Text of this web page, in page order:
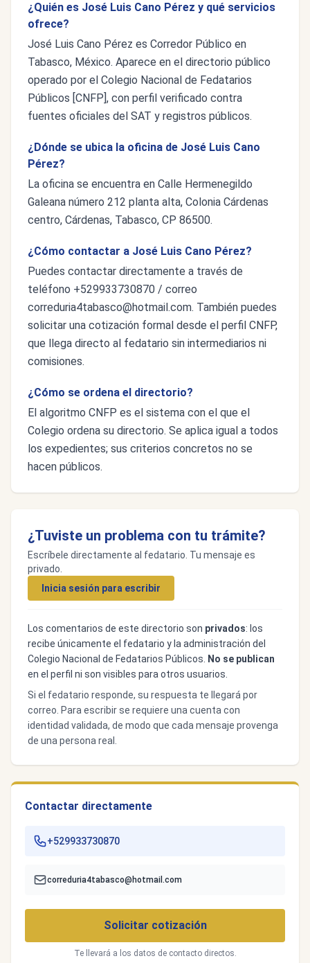
¿Quién es José Luis Cano Pérez y qué servicios
ofrece?
José Luis Cano Pérez es Corredor Público en
Tabasco, México. Aparece en el directorio público
operado por el Colegio Nacional de Fedatarios
Públicos [CNFP], con perfil verificado contra
fuentes oficiales del SAT y registros públicos.
¿Dónde se ubica la oficina de José Luis Cano
Pérez?
La oficina se encuentra en Calle Hermenegildo
Galeana número 212 planta alta, Colonia Cárdenas
centro, Cárdenas, Tabasco, CP 86500.
¿Cómo contactar a José Luis Cano Pérez?
Puedes contactar directamente a través de
teléfono +529933730870 / correo
correduria4tabasco@hotmail.com. También puedes
solicitar una cotización formal desde el perfil CNFP,
que llega directo al fedatario sin intermediarios ni
comisiones.
¿Cómo se ordena el directorio?
El algoritmo CNFP es el sistema con el que el
Colegio ordena su directorio. Se aplica igual a todos
los expedientes; sus criterios concretos no se
hacen públicos.
¿Tuviste un problema con tu trámite?
Escríbele directamente al fedatario. Tu mensaje es
privado.
Inicia sesión para escribir
Los comentarios de este directorio son privados: los
recibe únicamente el fedatario y la administración del
Colegio Nacional de Fedatarios Públicos.
No se publican
en el perfil ni son visibles para otros usuarios.
Si el fedatario responde, su respuesta te llegará por
correo. Para escribir se requiere una cuenta con
identidad validada, de modo que cada mensaje provenga
de una persona real.
Contactar directamente
+529933730870
correduria4tabasco@hotmail.com
Solicitar cotización
Te llevará a los datos de contacto directos.